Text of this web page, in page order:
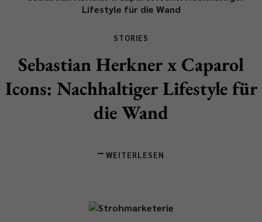
STORIES
Sebastian Herkner x Caparol
Icons: Nachhaltiger Lifestyle für
die Wand
WEITERLESEN